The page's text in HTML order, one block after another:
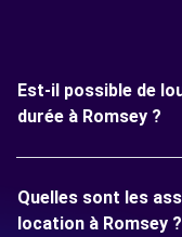
Est-il possible de
durée à Romsey ?
Quelles sont les
location à Romsey ?